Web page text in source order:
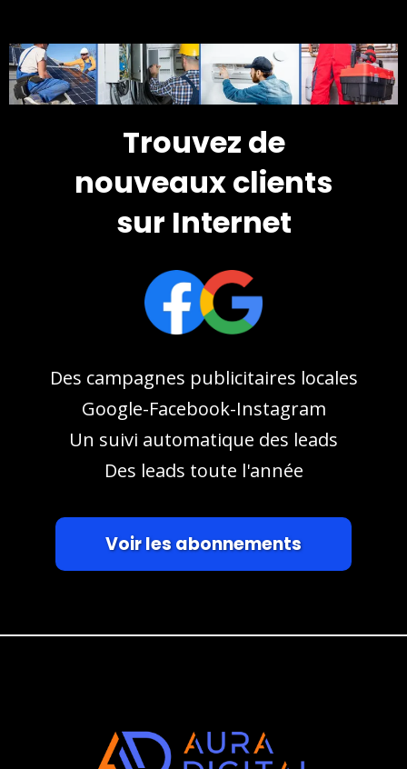
Trouvez de
nouveaux clients
sur Internet
Des campagnes publicitaires locales
Google-Facebook-Instagram
Un suivi automatique des leads
Des leads toute l'année
Voir les abonnements